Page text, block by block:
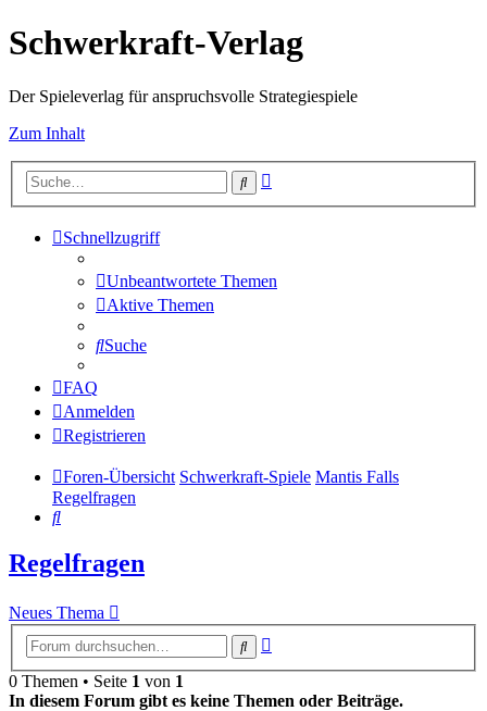
Schwerkraft-Verlag
Der Spieleverlag für anspruchsvolle Strategiespiele
Zum Inhalt
Suche
Schnellzugriff
Unbeantwortete Themen
Aktive Themen
Suche
FAQ
Anmelden
Registrieren
Foren-Übersicht Schwerkraft-Spiele Mantis Falls
Regelfragen
Suche
Regelfragen
Neues Thema
Suche
0 Themen • Seite 1 von 1
In diesem Forum gibt es keine Themen oder Beiträge.